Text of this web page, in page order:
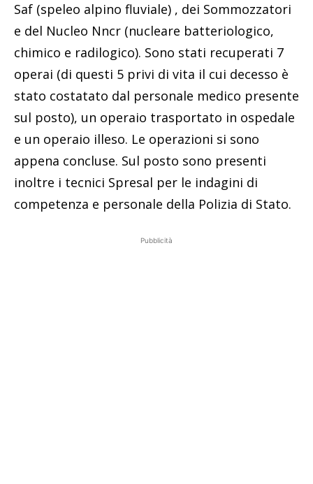
Saf (speleo alpino fluviale) , dei Sommozzatori
e del Nucleo Nncr (nucleare batteriologico,
chimico e radilogico). Sono stati recuperati 7
operai (di questi 5 privi di vita il cui decesso è
stato costatato dal personale medico presente
sul posto), un operaio trasportato in ospedale
e un operaio illeso. Le operazioni si sono
appena concluse. Sul posto sono presenti
inoltre i tecnici Spresal per le indagini di
competenza e personale della Polizia di Stato.
Pubblicità